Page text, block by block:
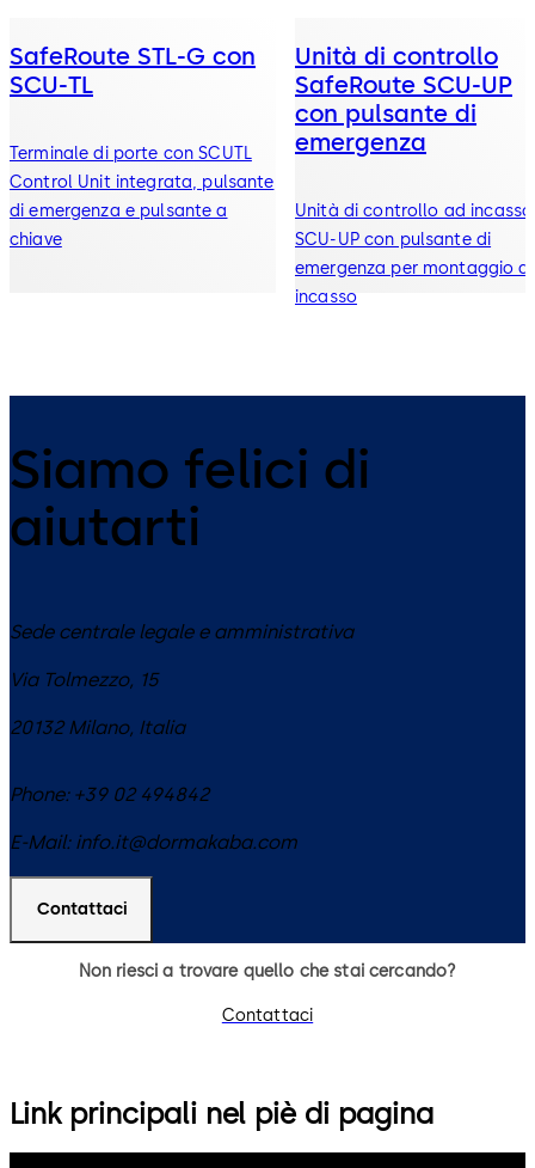
SafeRoute STL-G con
SCU-TL
Terminale di porte con SCU­TL
Control Unit integrata, pulsante
di emergenza e pulsante a
chiave
Unità di controllo
SafeRoute SCU-UP
con pulsante di
emergenza
Unità di controllo ad incasso
SCU-UP con pulsante di
emergenza per montaggio
incasso
Siamo felici di
aiutarti
Sede centrale legale e amministrativa
Via Tolmezzo, 15
20132 Milano, Italia
Phone: +39 02 494842
E-Mail: info.it@dormakaba.com
Contattaci
Non riesci a trovare quello che stai cercando?
Contattaci
Link principali nel piè di pagina